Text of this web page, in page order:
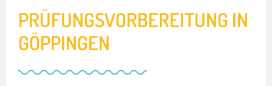
PRÜFUNGSVORBEREITUNG IN
GÖPPINGEN